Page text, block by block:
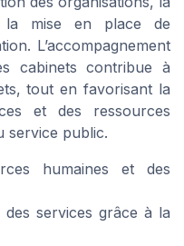
la mise en place de
L’accompagnement
cabinets contribue à
tout en favorisant la
et des ressources
service public.
humaines et des
services grâce à la